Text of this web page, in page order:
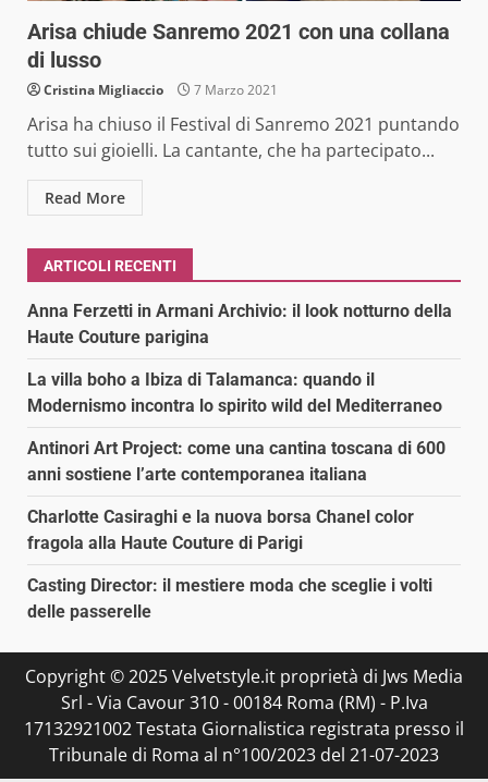
Arisa chiude Sanremo 2021 con una collana
di lusso
Cristina Migliaccio 7 Marzo 2021
Arisa ha chiuso il Festival di Sanremo 2021 puntando
tutto sui gioielli. La cantante, che ha partecipato...
Read More
ARTICOLI RECENTI
Anna Ferzetti in Armani Archivio: il look notturno della
Haute Couture parigina
La villa boho a Ibiza di Talamanca: quando il
Modernismo incontra lo spirito wild del Mediterraneo
Antinori Art Project: come una cantina toscana di 600
anni sostiene l’arte contemporanea italiana
Charlotte Casiraghi e la nuova borsa Chanel color
fragola alla Haute Couture di Parigi
Casting Director: il mestiere moda che sceglie i volti
delle passerelle
Copyright © 2025 Velvetstyle.it proprietà di Jws Media
Srl - Via Cavour 310 - 00184 Roma (RM) - P.Iva
17132921002 Testata Giornalistica registrata presso il
Tribunale di Roma al n°100/2023 del 21-07-2023